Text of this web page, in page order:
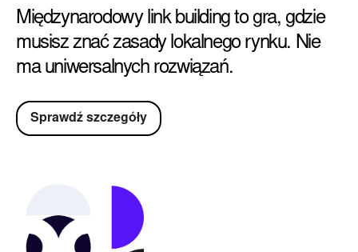
Międzynarodowy link building to gra, gdzie
musisz znać zasady lokalnego rynku. Nie
ma uniwersalnych rozwiązań.
Sprawdź szczegóły